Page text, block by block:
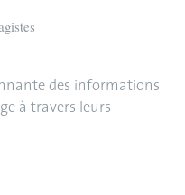
des informations
à travers leurs